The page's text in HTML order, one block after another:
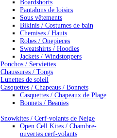
Boardshorts
Pantalons de loisirs
Sous vêtements
Bikinis / Costumes de bain
Chemises / Hauts
Robes / Onepieces
Sweatshirts / Hoodies
Jackets / Windstoppers
Ponchos / Serviettes
Chaussures / Tongs
Lunettes de soleil
Casquettes / Chapeaus / Bonnets
Casquettes / Chapeaux de Plage
Bonnets / Beanies
Snowkites / Cerf-volants de Neige
Open Cell Kites / Chambre-
ouvertes cerf-volants